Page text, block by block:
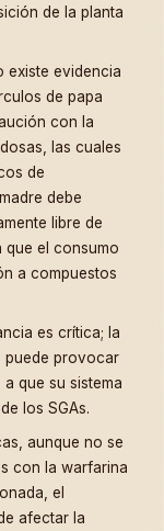
de la planta
existe evidencia
de papa
con la
las cuales
de
debe
libre de
que el consumo
a compuestos
es crítica; la
puede provocar
que su sistema
los SGAs.
aunque no se
con la warfarina
el
afectar la